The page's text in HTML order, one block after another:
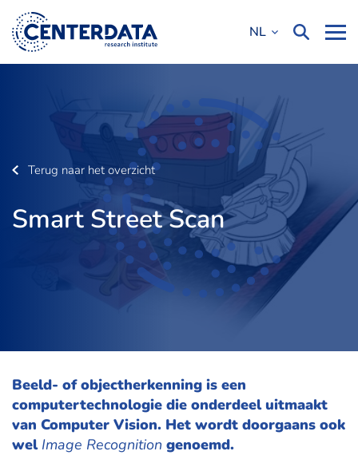
NL
Terug naar het overzicht
Smart Street Scan
Beeld- of objectherkenning is een
computertechnologie die onderdeel uitmaakt
van Computer Vision. Het wordt doorgaans ook
wel Image Recognition genoemd.